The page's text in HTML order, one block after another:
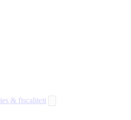
& fiscaliteit